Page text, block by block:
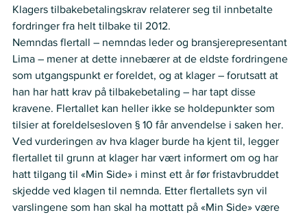
Klagers tilbakebetalingskrav relaterer seg til innbetalte
fordringer fra helt tilbake til 2012.
Nemndas flertall – nemndas leder og bransjerepresentant
Lima – mener at dette innebærer at de eldste fordringene
som utgangspunkt er foreldet, og at klager – forutsatt at
han har hatt krav på tilbakebetaling – har tapt disse
kravene. Flertallet kan heller ikke se holdepunkter som
tilsier at foreldelsesloven § 10 får anvendelse i saken her.
Ved vurderingen av hva klager burde ha kjent til, legger
flertallet til grunn at klager har vært informert om og har
hatt tilgang til «Min Side» i minst ett år før fristavbruddet
skjedde ved klagen til nemnda. Etter flertallets syn vil
varslingene som han skal ha mottatt på «Min Side» være